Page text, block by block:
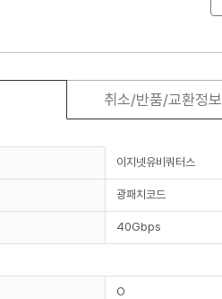
취소/반품/교환정보
이지넷유비쿼터스
광패치코드
40Gbps
O